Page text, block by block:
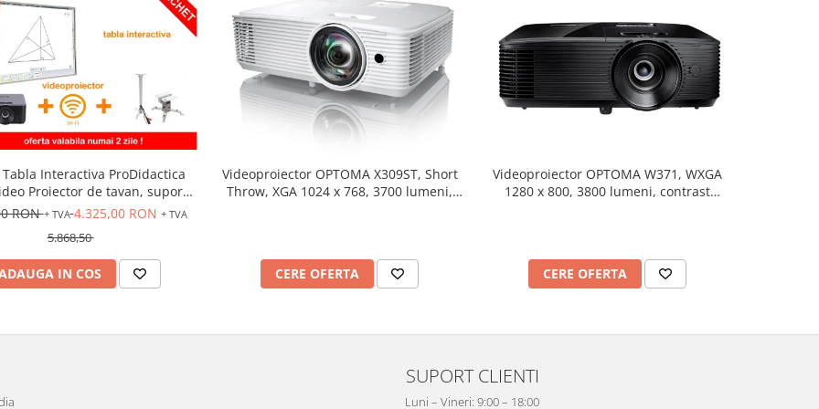
Tabla Interactiva ProDidactica
Proiector de tavan, suport
adaptor Wireless
RON+ TVA 4.325,00 RON + TVA
5.868,50
IN COS
Videoproiector OPTOMA X309ST, Short
Throw, XGA 1024 x 768, 3700 lumeni,
CERE OFERTA
Videoproiector OPTOMA W371, WXGA
1280 x 800, 3800 lumeni, contrast
CERE OFERTA
SUPORT CLIENTI
Luni – Vineri: 9:00 – 18:00